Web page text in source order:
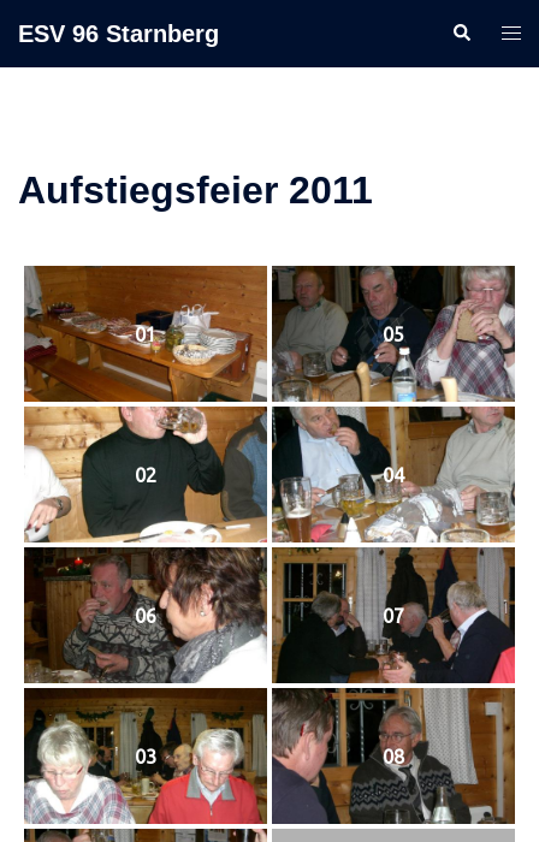
Inhalt
ESV 96 Starnberg Suche
Aufstiegsfeier 2011
01 05
02 04
06 07
03 08